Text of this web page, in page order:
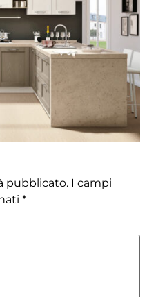
pubblicato. I campi
*